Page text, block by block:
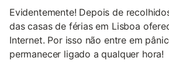
Evidentemente! Depois de
das casas de férias em Lisboa
Internet. Por isso não entre em
permanecer ligado a qualquer hora!